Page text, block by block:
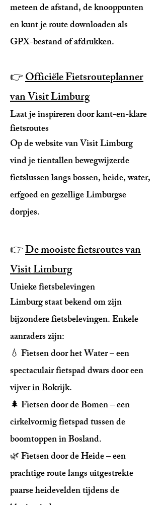
meteen de afstand, de knooppunten
en kunt je route downloaden als
GPX-bestand of afdrukken.
👉Officiële Fietsrouteplanner
van Visit Limburg
Laat je inspireren door kant-en-klare
fietsroutes
Op de website van Visit Limburg
vind je tientallen bewegwijzerde
fietslussen langs bossen, heide, water,
erfgoed en gezellige Limburgse
dorpjes.
👉De mooiste fietsroutes van
Visit Limburg
Unieke fietsbelevingen
Limburg staat bekend om zijn
bijzondere fietsbelevingen. Enkele
aanraders zijn:
💧 Fietsen door het Water – een
spectaculair fietspad dwars door een
vijver in Bokrijk.
🌲 Fietsen door de Bomen – een
cirkelvormig fietspad tussen de
boomtoppen in Bosland.
🌿 Fietsen door de Heide – een
prachtige route langs uitgestrekte
paarse heidevelden tijdens de